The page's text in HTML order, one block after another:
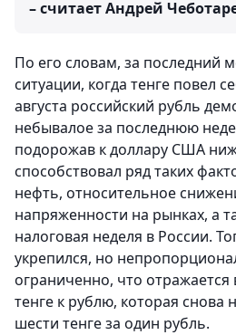
– считает Андрей
По его словам, за последний
ситуации, когда тенге повел
августа российский рубль
небывалое за последнюю
подорожав к доллару США
способствовал ряд таких
нефть, относительное
напряженности на рынках, а
налоговая неделя в России.
укрепился, но
ограниченно, что отражается
тенге к рублю, которая снова
шести тенге за один рубль.